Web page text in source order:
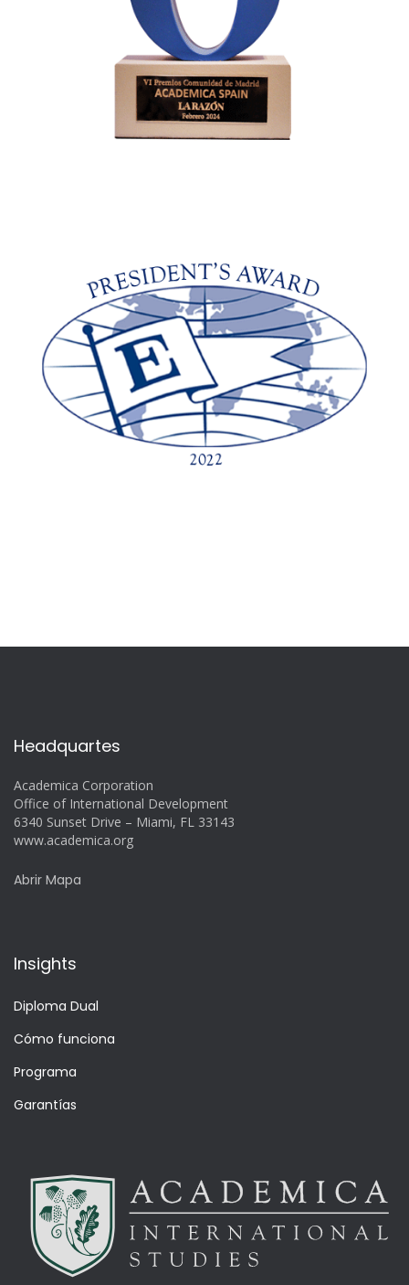
Headquartes
Academica Corporation
Office of International Development
6340 Sunset Drive – Miami, FL 33143
www.academica.org
Abrir Mapa
Insights
Diploma Dual
Cómo funciona
Programa
Garantías